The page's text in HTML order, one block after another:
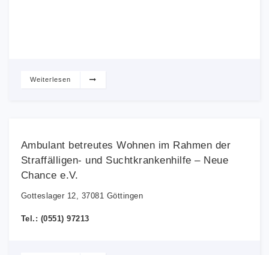
Weiterlesen
Ambulant betreutes Wohnen im Rahmen der
Straffälligen- und Suchtkrankenhilfe – Neue
Chance e.V.
Gotteslager 12, 37081 Göttingen
Tel.: (0551) 97213